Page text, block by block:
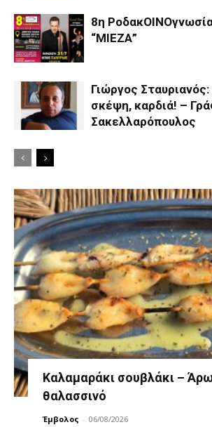
8η
“ΜΙΕΖΑ”
Γιώργος
σκέψη, καρδιά! –
Σακελλαρόπουλος
Καλαμαράκι σουβλάκι –
θαλασσινό
Έμβολος - 06/08/2026